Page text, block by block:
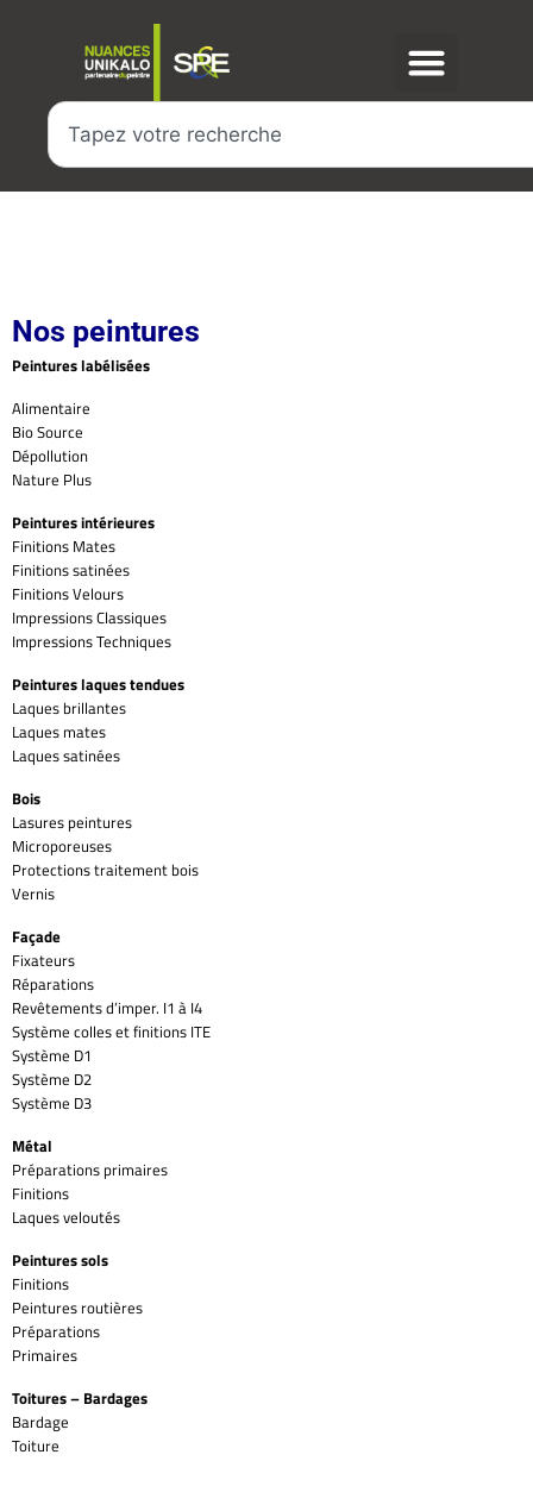
Nos peintures
Peintures labélisées
Alimentaire
Bio Source
Dépollution
Nature Plus
Peintures intérieures
Finitions Mates
Finitions satinées
Finitions Velours
Impressions Classiques
Impressions Techniques
Peintures laques tendues
Laques brillantes
Laques mates
Laques satinées
Bois
Lasures peintures
Microporeuses
Protections traitement bois
Vernis
Façade
Fixateurs
Réparations
Revêtements d’imper. I1 à I4
Système colles et finitions ITE
Système D1
Système D2
Système D3
Métal
Préparations primaires
Finitions
Laques veloutés
Peintures sols
Finitions
Peintures routières
Préparations
Primaires
Toitures – Bardages
Bardage
Toiture